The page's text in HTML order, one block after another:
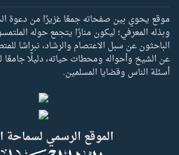
موقع يحوي بين صفحاته جمعًا غزيرًا من دعوة
وبذله المعرفي؛ ليكون منارًا يتجمع حوله
الباحثون عن سبل الاعتصام والرشاد، نبراسًا
عن الشيخ وأحواله ومحطات حياته، دليلًا جامعًا
أسئلة الناس وقضايا المسلمين.
الموقع الرسمي لسماحة